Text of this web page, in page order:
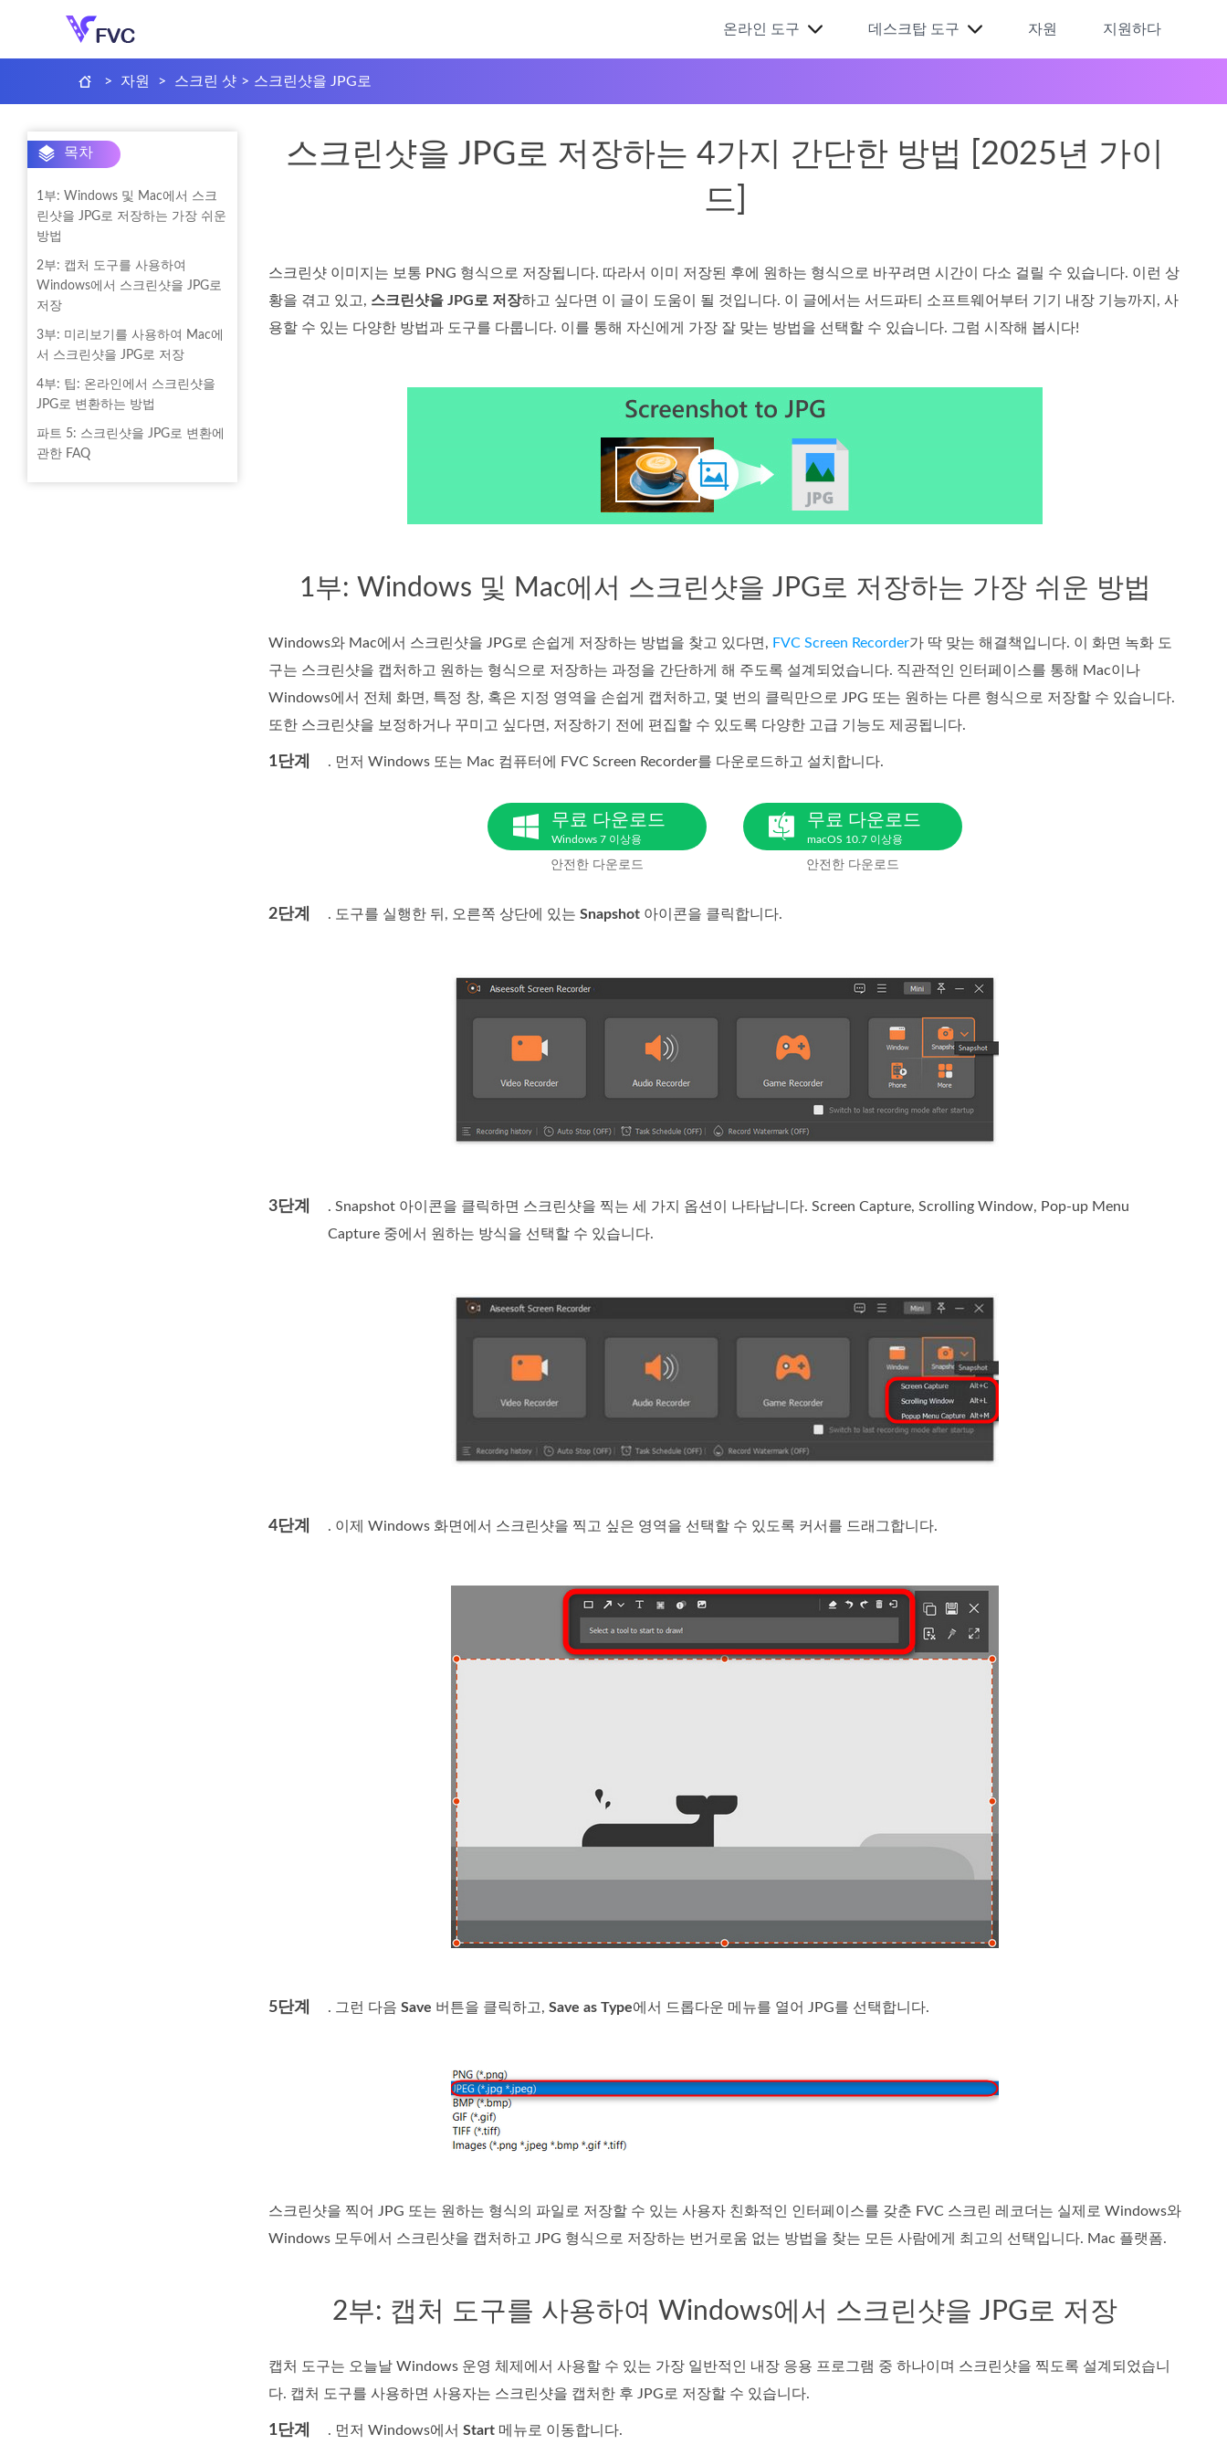
온라인 도구 데스크탑 도구 자원 지원하다
> 자원 > 스크린 샷 > 스크린샷을 JPG로
목차
1부: Windows 및 Mac에서 스크
린샷을 JPG로 저장하는 가장 쉬운
방법
2부: 캡처 도구를 사용하여
Windows에서 스크린샷을 JPG로
저장
3부: 미리보기를 사용하여 Mac에
서 스크린샷을 JPG로 저장
4부: 팁: 온라인에서 스크린샷을
JPG로 변환하는 방법
파트 5: 스크린샷을 JPG로 변환에
관한 FAQ
스크린샷을 JPG로 저장하는 4가지 간단한 방법 [2025년 가이
드]
스크린샷 이미지는 보통 PNG 형식으로 저장됩니다. 따라서 이미 저장된 후에 원하는 형식으로 바꾸려면 시간이 다소 걸릴 수 있습니다. 이런 상
황을 겪고 있고, 스크린샷을 JPG로 저장하고 싶다면 이 글이 도움이 될 것입니다. 이 글에서는 서드파티 소프트웨어부터 기기 내장 기능까지, 사
용할 수 있는 다양한 방법과 도구를 다룹니다. 이를 통해 자신에게 가장 잘 맞는 방법을 선택할 수 있습니다. 그럼 시작해 봅시다!
1부: Windows 및 Mac에서 스크린샷을 JPG로 저장하는 가장 쉬운 방법
Windows와 Mac에서 스크린샷을 JPG로 손쉽게 저장하는 방법을 찾고 있다면, FVC Screen Recorder가 딱 맞는 해결책입니다. 이 화면 녹화 도
구는 스크린샷을 캡처하고 원하는 형식으로 저장하는 과정을 간단하게 해 주도록 설계되었습니다. 직관적인 인터페이스를 통해 Mac이나
Windows에서 전체 화면, 특정 창, 혹은 지정 영역을 손쉽게 캡처하고, 몇 번의 클릭만으로 JPG 또는 원하는 다른 형식으로 저장할 수 있습니다.
또한 스크린샷을 보정하거나 꾸미고 싶다면, 저장하기 전에 편집할 수 있도록 다양한 고급 기능도 제공됩니다.
1단계 . 먼저 Windows 또는 Mac 컴퓨터에 FVC Screen Recorder를 다운로드하고 설치합니다.
무료 다운로드
Windows 7 이상용
안전한 다운로드
무료 다운로드
macOS 10.7 이상용
안전한 다운로드
2단계 . 도구를 실행한 뒤, 오른쪽 상단에 있는 Snapshot 아이콘을 클릭합니다.
3단계
. Snapshot 아이콘을 클릭하면 스크린샷을 찍는 세 가지 옵션이 나타납니다. Screen Capture, Scrolling Window, Pop-up Menu
Capture 중에서 원하는 방식을 선택할 수 있습니다.
4단계 . 이제 Windows 화면에서 스크린샷을 찍고 싶은 영역을 선택할 수 있도록 커서를 드래그합니다.
5단계 . 그런 다음 Save 버튼을 클릭하고, Save as Type에서 드롭다운 메뉴를 열어 JPG를 선택합니다.
스크린샷을 찍어 JPG 또는 원하는 형식의 파일로 저장할 수 있는 사용자 친화적인 인터페이스를 갖춘 FVC 스크린 레코더는 실제로 Windows와
Windows 모두에서 스크린샷을 캡처하고 JPG 형식으로 저장하는 번거로움 없는 방법을 찾는 모든 사람에게 최고의 선택입니다. Mac 플랫폼.
2부: 캡처 도구를 사용하여 Windows에서 스크린샷을 JPG로 저장
캡처 도구는 오늘날 Windows 운영 체제에서 사용할 수 있는 가장 일반적인 내장 응용 프로그램 중 하나이며 스크린샷을 찍도록 설계되었습니
다. 캡처 도구를 사용하면 사용자는 스크린샷을 캡처한 후 JPG로 저장할 수 있습니다.
1단계 . 먼저 Windows에서 Start 메뉴로 이동합니다.